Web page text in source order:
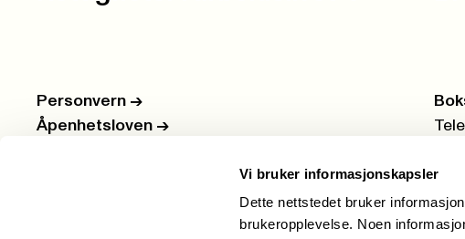
Vi bruker informasjonskapsler
Dette nettstedet bruker
brukeropplevelse. Noen
Personvern ->
Åpenhetsloven ->